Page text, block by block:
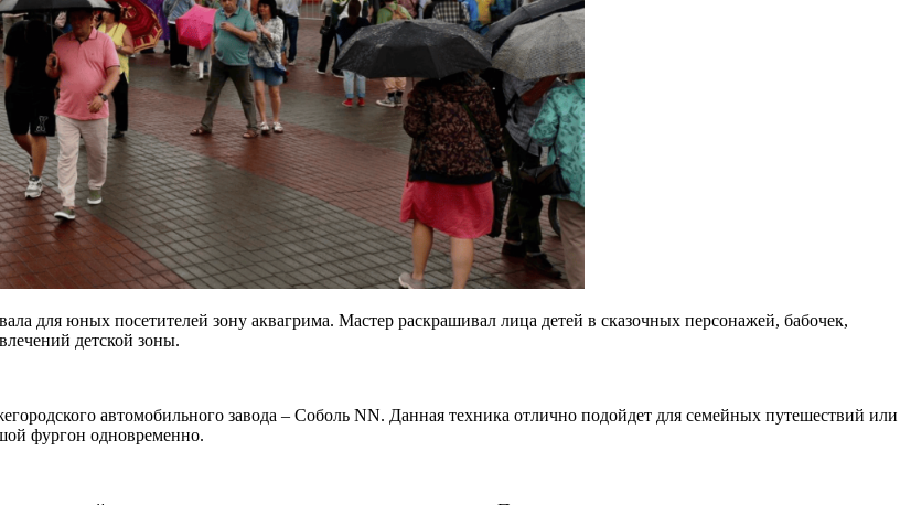
для юных посетителей зону аквагрима. Мастер раскрашивал лица детей в сказочных персонажей, бабочек,
детской зоны.
автомобильного завода – Соболь NN. Данная техника отлично подойдет для семейных путешествий или
фургон одновременно.